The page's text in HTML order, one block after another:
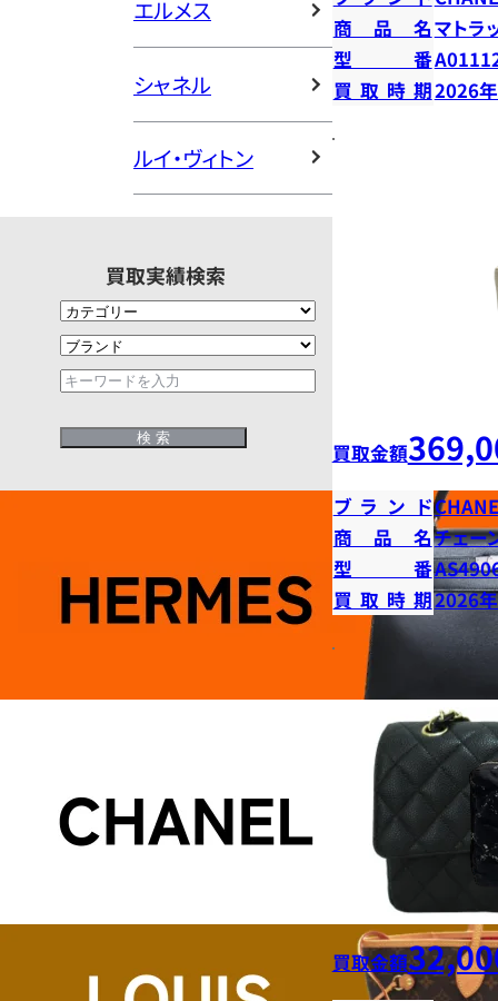
エルメス
シャネル
ルイ・ヴィトン
買取実績検索
商品名マトラ
型番
買取時期2026
買取金額
ブランド
商品名チェー
型番
買取時期2026
買取金額